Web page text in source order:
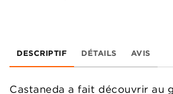
DESCRIPTIF DÉTAILS AVIS
Castaneda a fait découvrir au